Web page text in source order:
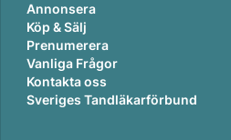
Tema:
Karriär
Annonsera
Köp & Sälj
Prenumerera
Vanliga Frågor
Kontakta oss
Sveriges Tandläkarförbund